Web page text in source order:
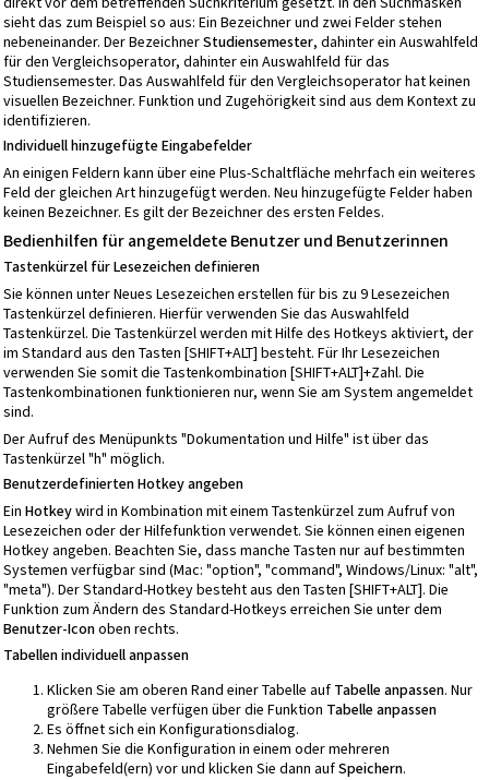
sieht das zum Beispiel so aus: Ein Bezeichner und zwei Felder stehen
nebeneinander. Der BezeichnerStudiensemester, dahinter ein Auswahlfeld
für den Vergleichsoperator, dahinter ein Auswahlfeld für das
Studiensemester. Das Auswahlfeld für den Vergleichsoperator hat keinen
visuellen Bezeichner. Funktion und Zugehörigkeit sind aus dem Kontext zu
identifizieren.
Individuell hinzugefügte Eingabefelder
An einigen Feldern kann über eine Plus-Schaltfläche mehrfach ein weiteres
Feld der gleichen Art hinzugefügt werden. Neu hinzugefügte Felder haben
keinen Bezeichner. Es gilt der Bezeichner des ersten Feldes.
Bedienhilfen für angemeldete Benutzer und Benutzerinnen
Tastenkürzel für Lesezeichen definieren
Sie können unter Neues Lesezeichen erstellen für bis zu 9 Lesezeichen
Tastenkürzel definieren. Hierfür verwenden Sie das Auswahlfeld
Tastenkürzel. Die Tastenkürzel werden mit Hilfe des Hotkeys aktiviert, der
im Standard aus den Tasten [SHIFT+ALT] besteht. Für Ihr Lesezeichen
verwenden Sie somit die Tastenkombination [SHIFT+ALT]+Zahl. Die
Tastenkombinationen funktionieren nur, wenn Sie am System angemeldet
sind.
Der Aufruf des Menüpunkts "Dokumentation und Hilfe" ist über das
Tastenkürzel "h" möglich.
BenutzerdefiniertenHotkey angeben
Ein Hotkeywird in Kombination mit einem Tastenkürzel zum Aufruf von
Lesezeichen oder der Hilfefunktion verwendet. Sie können einen eigenen
Hotkey angeben. Beachten Sie, dass manche Tasten nur auf bestimmten
Systemen verfügbar sind (Mac: "option", "command", Windows/Linux: "alt",
"meta"). Der Standard-Hotkey besteht aus den Tasten [SHIFT+ALT]. Die
Funktion zum Ändern des Standard-Hotkeys erreichen Sie unter dem
Benutzer-Iconoben rechts.
Tabellen individuell anpassen
Klicken Sie am oberen Rand einer Tabelle auf Tabelle anpassen. Nur
größere Tabelle verfügen über die Funktion Tabelle anpassen
Es öffnet sich ein Konfigurationsdialog.
Nehmen Sie die Konfiguration in einem oder mehreren
Eingabefeld(ern) vor und klicken Sie dann aufSpeichern.